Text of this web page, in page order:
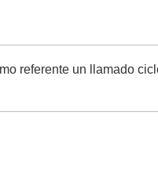
referente un llamado